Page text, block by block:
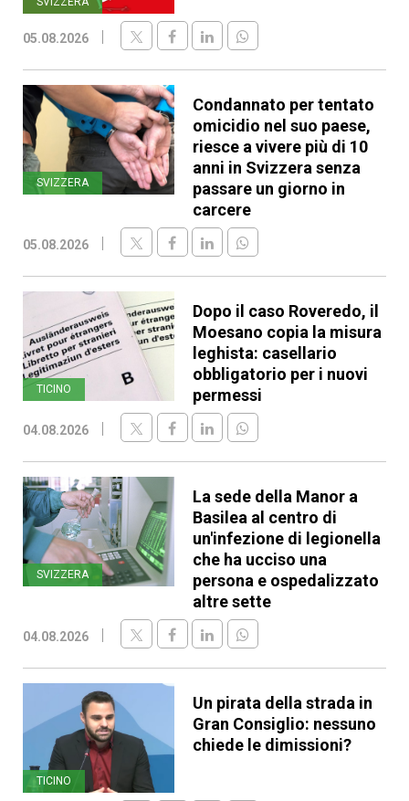
05.08.2026
SVIZZERA
Condannato per tentato
omicidio nel suo paese,
riesce a vivere più di 10
anni in Svizzera senza
passare un giorno in
carcere
05.08.2026
TICINO
Dopo il caso Roveredo, il
Moesano copia la misura
leghista: casellario
obbligatorio per i nuovi
permessi
04.08.2026
SVIZZERA
La sede della Manor a
Basilea al centro di
un'infezione di legionella
che ha ucciso una
persona e ospedalizzato
altre sette
04.08.2026
TICINO
Un pirata della strada in
Gran Consiglio: nessuno
chiede le dimissioni?